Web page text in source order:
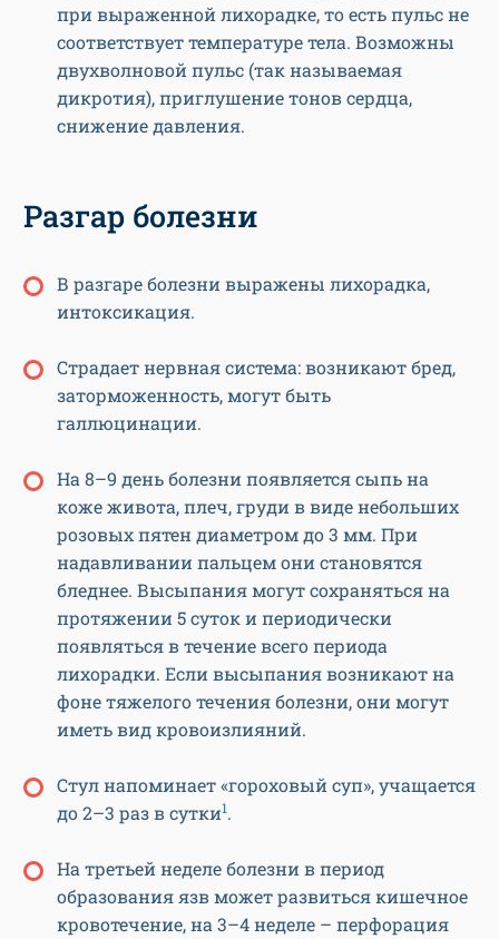
при выраженной лихорадке, то есть пульс не
соответствует температуре тела. Возможны
двухволновой пульс (так называемая
дикротия), приглушение тонов сердца,
снижение давления.
Разгар болезни
В разгаре болезни выражены лихорадка,
интоксикация.
Страдает нервная система: возникают бред,
заторможенность, могут быть
галлюцинации.
На 8–9 день болезни появляется сыпь на
коже живота, плеч, груди в виде небольших
розовых пятен диаметром до 3 мм. При
надавливании пальцем они становятся
бледнее. Высыпания могут сохраняться на
протяжении 5 суток и периодически
появляться в течение всего периода
лихорадки. Если высыпания возникают на
фоне тяжелого течения болезни, они могут
иметь вид кровоизлияний.
Стул напоминает «гороховый суп», учащается
до 2–3 раз в сутки1.
На третьей неделе болезни в период
образования язв может развиться кишечное
кровотечение, на 3–4 неделе – перфорация